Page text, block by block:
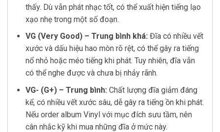
thấy. Dù vẫn phát nhạc tốt, có thể xuất hiện tiếng lạo
xạo nhẹ trong một số đoạn.
VG (Very Good) – Trung bình khá: Đĩa có nhiều vết
xước và dấu hiệu hao mòn rõ rệt, có thể gây ra tiếng
nổ nhỏ hoặc méo tiếng khi phát. Tuy nhiên, đĩa vẫn
có thể nghe được và chưa bị nhảy rãnh.
VG- (G+) – Trung bình: Chất lượng đĩa giảm đáng
kể, có nhiều vết xước sâu, dễ gây ra tiếng ồn khi phát.
Nếu order album Vinyl với mục đích sưu tầm, nên
cân nhắc kỹ khi mua những đĩa ở mức này.